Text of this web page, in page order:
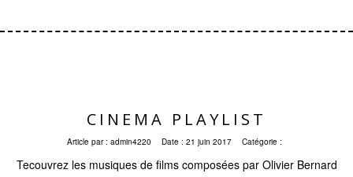
CINEMA PLAYLIST
Article par : admin4220 Date : 21 juin 2017 Catégorie :
Tecouvrez les musiques de films composées par Olivier Bernard